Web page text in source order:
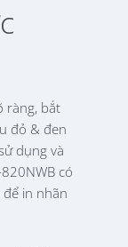
ràng, bắt
đỏ & đen
dụng và
có
để in nhãn